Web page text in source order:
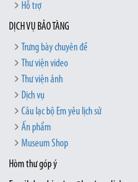
Hỗ trợ
DỊCH VỤ BẢO TÀNG
Trưng bày chuyên đề
Thư viện video
Thư viện ảnh
Dịch vụ
Câu lạc bộ Em yêu lịch sử
Ấn phẩm
Museum Shop
Hòm thư góp ý